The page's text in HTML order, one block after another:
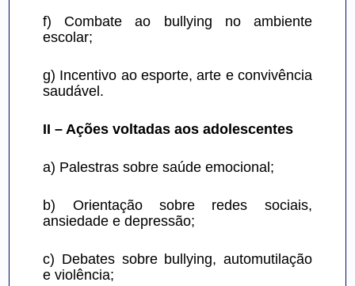
f) Combate ao bullying no ambiente
escolar;
g) Incentivo ao esporte, arte e convivência
saudável.
II – Ações voltadas aos adolescentes
a) Palestras sobre saúde emocional;
b) Orientação sobre redes sociais,
ansiedade e depressão;
c) Debates sobre bullying, automutilação
e violência;